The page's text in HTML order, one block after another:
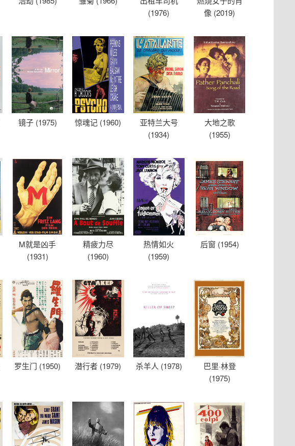
(1976)
像 (2019)
镜子 (1975) 惊魂记 (1960)
亚特兰大号
(1934)
大地之歌
(1955)
M就是凶手
(1931)
精疲力尽
(1960)
热情如火
(1959)
后窗 (1954)
罗生门 (1950) 潜行者 (1979) 杀羊人 (1978)
巴里·林登
(1975)